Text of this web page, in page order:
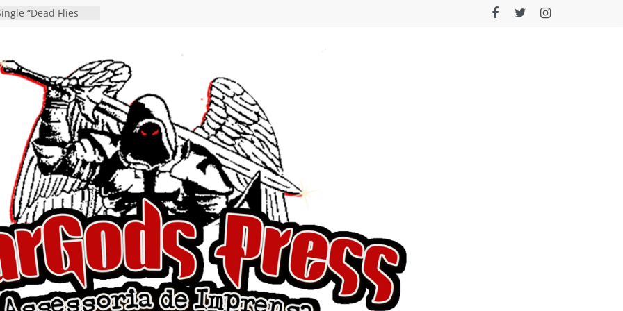
“Dead Flies
Rig” definitivo
Hell’s Heroes
de guitar & bass
“Eclipse”, segundo
“Dreaming”
a
e a artificialidade
e videoclipe de
gaúcha de Heavy
“Hellforge”